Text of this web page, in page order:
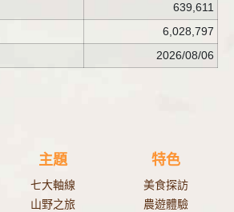
639,611
6,028,797
2026/08/06
主題
七大軸線
山野之旅
特色
美食探訪
農遊體驗